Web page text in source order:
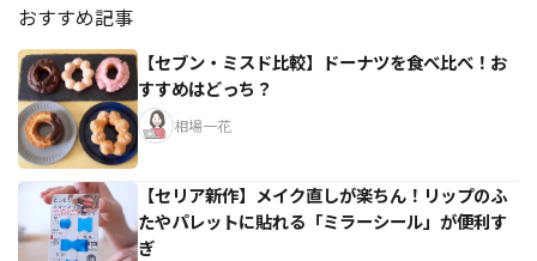
おすすめ記事
【セブン・ミスド比較】ドーナツを食べ比べ！お
すすめはどっち？
相場一花
【セリア新作】メイク直しが楽ちん！リップのふ
たやパレットに貼れる「ミラーシール」が便利す
ぎ